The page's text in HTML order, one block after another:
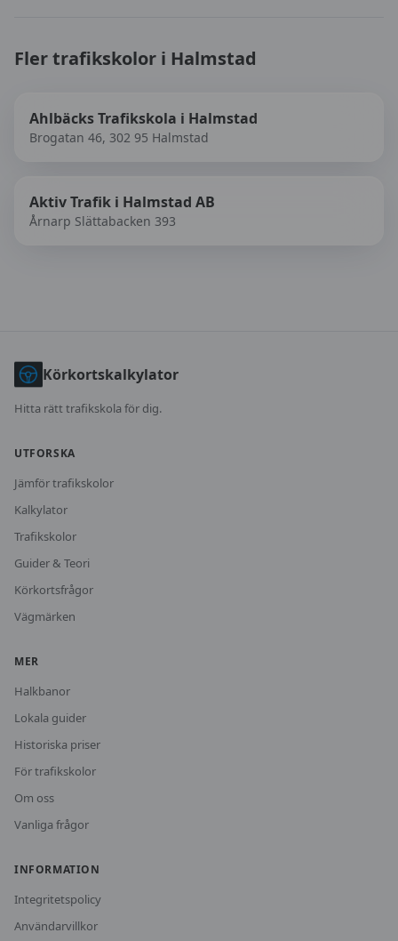
Fler trafikskolor i Halmstad
Ahlbäcks Trafikskola i Halmstad
Brogatan 46, 302 95 Halmstad
Aktiv Trafik i Halmstad AB
Årnarp Slättabacken 393
Körkortskalkylator
Hitta rätt trafikskola för dig.
UTFORSKA
Jämför trafikskolor
Kalkylator
Trafikskolor
Guider & Teori
Körkortsfrågor
Vägmärken
MER
Halkbanor
Lokala guider
Historiska priser
För trafikskolor
Om oss
Vanliga frågor
INFORMATION
Integritetspolicy
Användarvillkor